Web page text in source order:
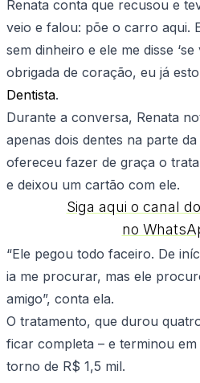
Renata conta que recusou e
veio e falou: põe o carro aqui.
sem dinheiro e ele me disse
obrigada de coração, eu já
Dentista.
Durante a conversa, Renata
apenas dois dentes na parte
ofereceu fazer de graça o
e deixou um cartão com ele.
Siga aqui o canal
no
“Ele pegou todo faceiro. De
ia me procurar, mas ele
amigo”, conta ela.
O tratamento, que durou
ficar completa – e terminou
torno de R$ 1,5 mil.